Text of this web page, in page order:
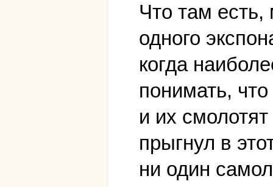
Что там есть,
одного
когда
понимать,
и их
прыгнул в
ни один